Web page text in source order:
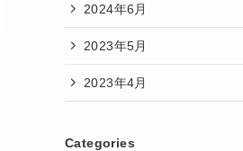
2024年6月
2023年5月
2023年4月
Categories